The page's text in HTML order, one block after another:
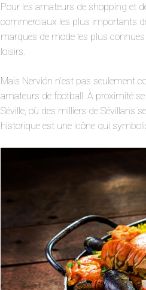
Pour les amateurs de shopping et
commerciaux les plus importants
marques de mode les plus
loisirs.
Mais Nervión n’est pas seulement
amateurs de football. À proximité
Séville, où des milliers de Sévillans
historique est une icône qui